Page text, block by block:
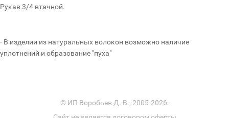
Рукав 3/4 втачной.
- В изделии из натуральных волокон возможно наличие
уплотнений и образование "пуха"
© ИП Воробьев Д. В., 2005-2026.